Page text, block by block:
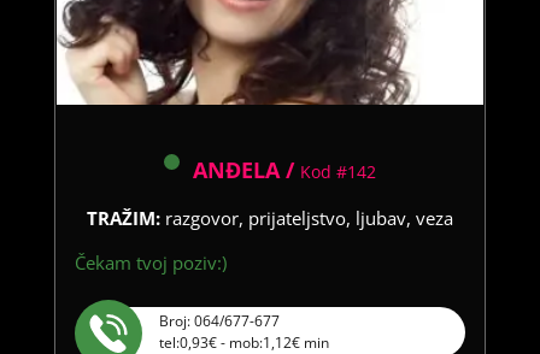
ANĐELA / Kod #142
TRAŽIM: razgovor, prijateljstvo, ljubav, veza
Čekam tvoj poziv:)
Broj: 064/677-677
tel:0,93€ - mob:1,12€ min